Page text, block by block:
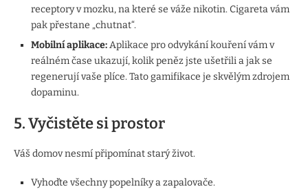
receptory v mozku, na které se váže nikotin. Cigareta vám
pak přestane „chutnat“.
Mobilní aplikace:Aplikace pro odvykání kouření vám v
reálném čase ukazují, kolik peněz jste ušetřili a jak se
regenerují vaše plíce. Tato gamifikace je skvělým zdrojem
dopaminu.
5. Vyčistěte si prostor
Váš domov nesmí připomínat starý život.
Vyhoďte všechny popelníky a zapalovače.